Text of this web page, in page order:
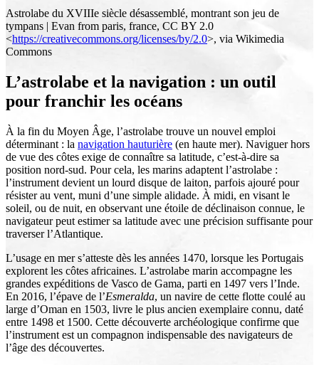
Astrolabe du XVIIIe siècle désassemblé, montrant son jeu de
tympans | Evan from paris, france, CC BY 2.0
<https://creativecommons.org/licenses/by/2.0>, via Wikimedia
Commons
L’astrolabe et la navigation : un outil
pour franchir les océans
À la fin du Moyen Âge, l’astrolabe trouve un nouvel emploi
déterminant : la navigation hauturière (en haute mer). Naviguer hors
de vue des côtes exige de connaître sa latitude, c’est-à-dire sa
position nord-sud. Pour cela, les marins adaptent l’astrolabe :
l’instrument devient un lourd disque de laiton, parfois ajouré pour
résister au vent, muni d’une simple alidade. À midi, en visant le
soleil, ou de nuit, en observant une étoile de déclinaison connue, le
navigateur peut estimer sa latitude avec une précision suffisante pour
traverser l’Atlantique.
L’usage en mer s’atteste dès les années 1470, lorsque les Portugais
explorent les côtes africaines. L’astrolabe marin accompagne les
grandes expéditions de Vasco de Gama, parti en 1497 vers l’Inde.
En 2016, l’épave de l’Esmeralda, un navire de cette flotte coulé au
large d’Oman en 1503, livre le plus ancien exemplaire connu, daté
entre 1498 et 1500. Cette découverte archéologique confirme que
l’instrument est un compagnon indispensable des navigateurs de
l’âge des découvertes.